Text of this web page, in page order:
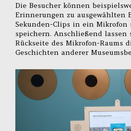
Die Besucher können
Erinnerungen zu ausgewählten
Sekunden-Clips in ein Mikrofon
speichern. Anschließend
Rückseite des Mikrofon-Raums
Geschichten anderer